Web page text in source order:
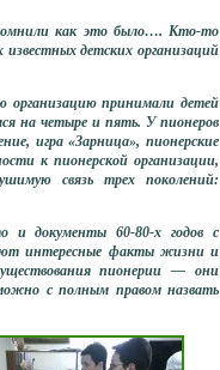
как это было…. Кто-то
детских организаций
принимали детей
на четыре и пять. У пионеров
игра «Зарница», пионерские
к пионерской организации,
связь трех поколений:
и документы 60-80-х годов с
интересные факты жизни и
пионерии — они
с полным правом назвать